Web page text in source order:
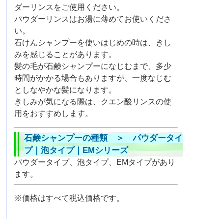
ダーリンスをご使用ください。
パウダーリンスはお湯に薄めてお使いくださ
い。
石けんシャンプーを使いはじめの時は、きし
みを感じることがあります。
髪の毛が石鹸シャンプーになじむまで、多少
時間がかかる場合もありますが、一度なじむ
としなやかな髪になります。
きしみが気になる際は、クエン酸リンスの使
用をおすすめします。
石鹸シャンプーの種類 ＞パウダータイ
プ｜泡タイプ｜ EMシリーズ
パウダータイプ、泡タイプ、EMタイプがあり
ます。
※価格はすべて税込価格です。